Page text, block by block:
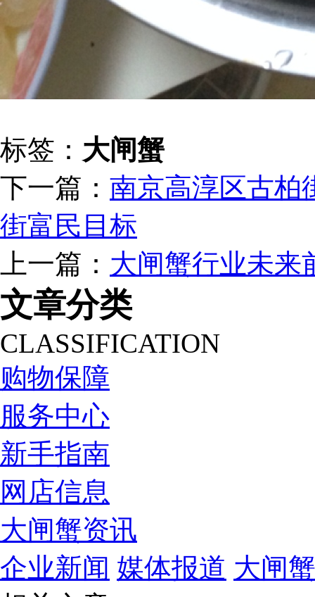
标签： 大闸蟹
下一篇： 南京高淳区古柏
街富民目标
上一篇： 大闸蟹行业未来
文章分类
CLASSIFICATION
购物保障
服务中心
新手指南
网店信息
大闸蟹资讯
企业新闻 媒体报道 大闸